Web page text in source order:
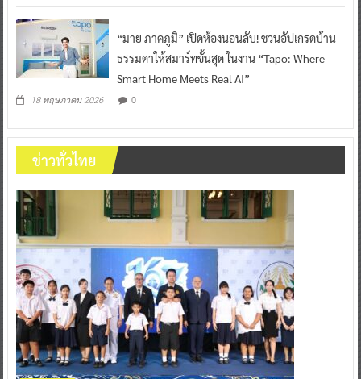
“มาย ภาคภูมิ” เปิดห้องนอนลับ! ชวนอัปเกรดบ้าน
ธรรมดาให้สมาร์ทขั้นสุด ในงาน “Tapo: Where
Smart Home Meets Real AI”
18 พฤษภาคม 2026 0
ข่าวทั่วไทย